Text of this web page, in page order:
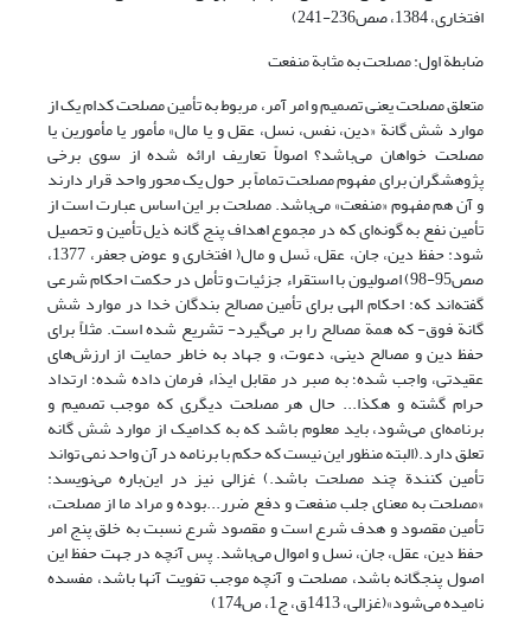
افتخاری، 1384، صص236-241)
ضابطة اول: مصلحت به مثابة منفعت
متعلق مصلحت یعنی تصمیم و امر آمر، مربوط به تأمین مصلحت کدام یک از
موارد شش گانة «دین، نفس، نسل، عقل و یا مال» مأمور یا مأمورین یا
مصلحت خواهان می‌باشد؟ اصولاً تعاریف ارائه شده از سوی برخی
پژوهشگران برای مفهوم مصلحت تماماً بر حول یک محور واحد قرار دارند
و آن هم مفهوم «منفعت» می‌باشد. مصلحت بر این اساس عبارت است از
تأمین نفع به گونه‌ای که در مجموع اهداف پنج گانه ذیل تأمین و تحصیل
شود: حفظ دین، جان، عقل، نَسل و مال( افتخاری و عوض جعفر، 1377،
صص95-98) اصولیون با استقراء جزئیات و تأمل در حکمت احکام شرعی
گفته‌اند که: احکام الهی برای تأمین مصالح بندگان خدا در موارد شش
گانة فوق- که همة مصالح را بر می‌گیرد- تشریع شده است. مثلاً برای
حفظ دین و مصالح دینی، دعوت، و جهاد به خاطر حمایت از ارزش‌های
عقیدتی، واجب شده؛ به صبر در مقابل ایذاء فرمان داده شده؛ ارتداد
حرام گشته و هکذا... حال هر مصلحت دیگری که موجب تصمیم و
برنامه‌ای می‌شود، باید معلوم باشد که به کدامیک از موارد شش گانه
تعلق دارد.(البته منظور این نیست که حکم با برنامه در آن واحد نمی تواند
تأمین کنندة چند مصلحت باشد.) غزالی نیز در این‌باره می‌نویسد:
«مصلحت به معنای جلب منفعت و دفع ضرر...بوده و مراد ما از مصلحت،
تأمین مقصود و هدف شرع است و مقصود شرع نسبت به خلق پنج امر
حفظ ‌دین، عقل، جان، نسل و اموال می‌باشد. پس آنچه در جهت حفظ این
اصول پنجگانه باشد، مصلحت و آنچه موجب تفویت آنها باشد، مفسده
نامیده می‌شود»(غزالی، 1413ق، ج1، ص174)